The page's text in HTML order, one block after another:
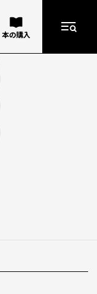
本の購入